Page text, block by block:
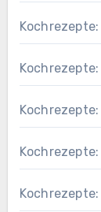
Kochrezepte: